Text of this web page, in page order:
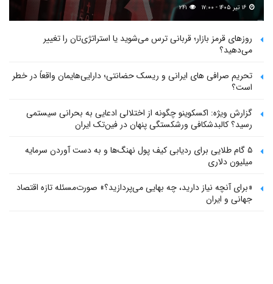
۲۴۱
روزهای قرمز بازار؛ قربانی ترس می‌شوید یا استراتژی‌تان را تغییر
می‌دهید؟
تحریم صرافی های ایرانی و ریسک حضانتی؛ دارایی‌هایمان واقعاً در خطر
است؟
گزارش ویژه: اکسکوینو چگونه از اختلالی ادعایی به بحرانی سیستمی
رسید؟ کالبدشکافی ورشکستگی پنهان در فین‌تک ایران
۵ گام طلایی برای ردیابی کیف پول‌ نهنگ‌ها و به دست آوردن سرمایه
میلیون دلاری
«برای آنچه نیاز دارید، چه بهایی می‌پردازید؟» صورت‌مسئله تازه اقتصاد
جهانی و ایران